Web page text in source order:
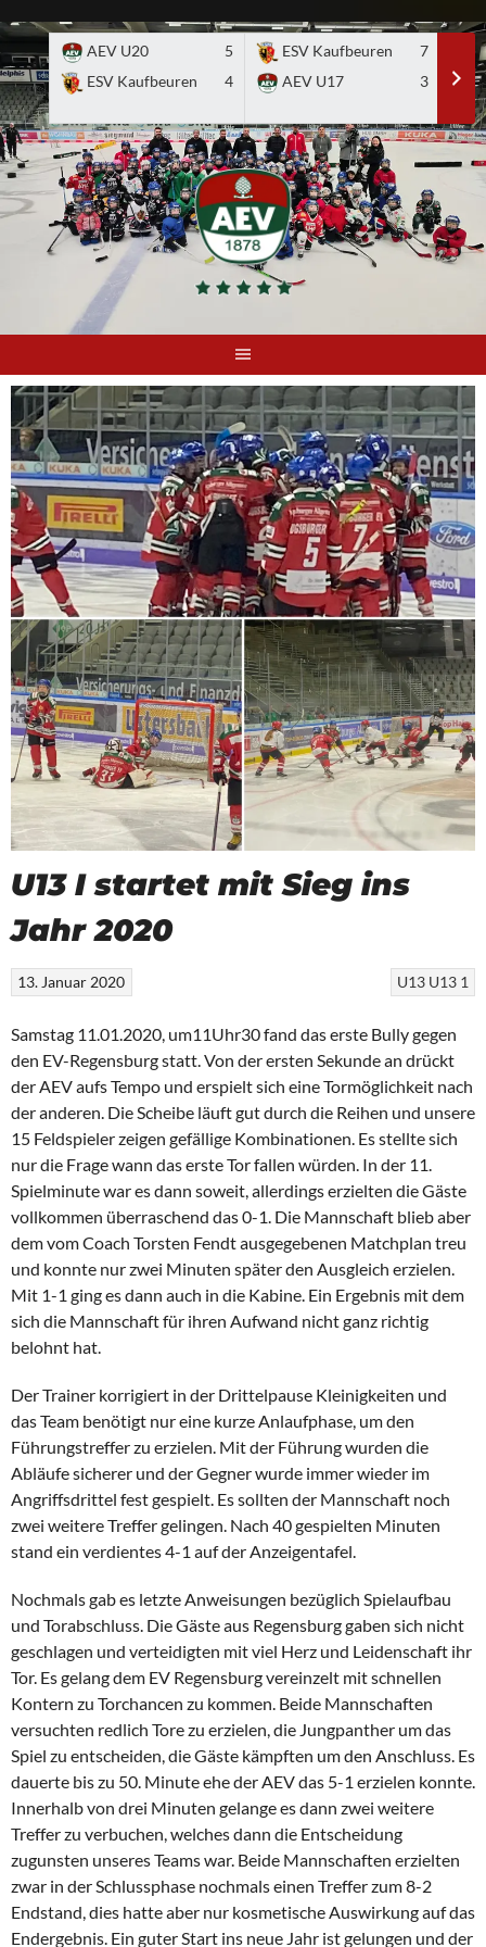
to
content
AEV U20
5
ESV Kaufbeuren
4
ESV Kaufbeuren
7
AEV U17
3
U13 I startet mit Sieg ins
Jahr 2020
U13 U13 1
13. Januar 2020
Samstag 11.01.2020, um11Uhr30 fand das erste Bully gegen
den EV-Regensburg statt. Von der ersten Sekunde an drückt
der AEV aufs Tempo und erspielt sich eine Tormöglichkeit nach
der anderen. Die Scheibe läuft gut durch die Reihen und unsere
15 Feldspieler zeigen gefällige Kombinationen. Es stellte sich
nur die Frage wann das erste Tor fallen würden. In der 11.
Spielminute war es dann soweit, allerdings erzielten die Gäste
vollkommen überraschend das 0-1. Die Mannschaft blieb aber
dem vom Coach Torsten Fendt ausgegebenen Matchplan treu
und konnte nur zwei Minuten später den Ausgleich erzielen.
Mit 1-1 ging es dann auch in die Kabine. Ein Ergebnis mit dem
sich die Mannschaft für ihren Aufwand nicht ganz richtig
belohnt hat.
Der Trainer korrigiert in der Drittelpause Kleinigkeiten und
das Team benötigt nur eine kurze Anlaufphase, um den
Führungstreffer zu erzielen. Mit der Führung wurden die
Abläufe sicherer und der Gegner wurde immer wieder im
Angriffsdrittel fest gespielt. Es sollten der Mannschaft noch
zwei weitere Treffer gelingen. Nach 40 gespielten Minuten
stand ein verdientes 4-1 auf der Anzeigentafel.
Nochmals gab es letzte Anweisungen bezüglich Spielaufbau
und Torabschluss. Die Gäste aus Regensburg gaben sich nicht
geschlagen und verteidigten mit viel Herz und Leidenschaft ihr
Tor. Es gelang dem EV Regensburg vereinzelt mit schnellen
Kontern zu Torchancen zu kommen. Beide Mannschaften
versuchten redlich Tore zu erzielen, die Jungpanther um das
Spiel zu entscheiden, die Gäste kämpften um den Anschluss. Es
dauerte bis zu 50. Minute ehe der AEV das 5-1 erzielen konnte.
Innerhalb von drei Minuten gelange es dann zwei weitere
Treffer zu verbuchen, welches dann die Entscheidung
zugunsten unseres Teams war. Beide Mannschaften erzielten
zwar in der Schlussphase nochmals einen Treffer zum 8-2
Endstand, dies hatte aber nur kosmetische Auswirkung auf das
Endergebnis. Ein guter Start ins neue Jahr ist gelungen und der